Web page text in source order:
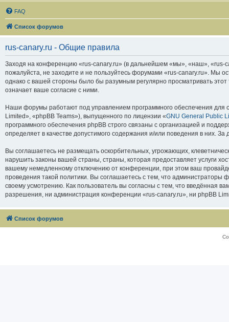
FAQ
Список форумов
rus-canary.ru - Общие правила
Заходя на конференцию «rus-canary.ru» (в дальнейшем «мы», «наш», «rus-
пожалуйста, не заходите и не пользуйтесь форумами «rus-canary.ru». Мы
однако с вашей стороны было бы разумным регулярно просматривать
означает ваше согласие с ними.
Наши форумы работают под управлением программного обеспечения
Limited», «phpBB Teams»), выпущенного по лицензии «GNU General Public
программного обеспечения phpBB строго связаны с организацией и
определяет в качестве допустимого содержания и/или поведения в них.
Вы соглашаетесь не размещать оскорбительных, угрожающих,
нарушить законы вашей страны, страны, которая предоставляет услуги
вашему немедленному отключению от конференции, при этом ваш
проведения такой политики. Вы соглашаетесь с тем, что
своему усмотрению. Как пользователь вы согласны с тем, что введённая
разрешения, ни администрация конференции «rus-canary.ru», ни phpBB
Список форумов